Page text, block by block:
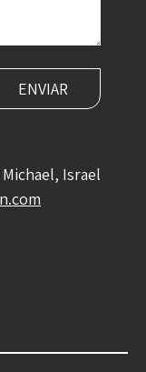
Michael, Israel